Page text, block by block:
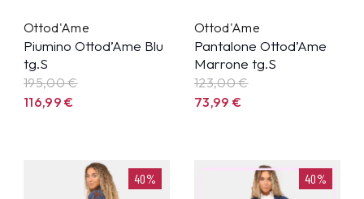
Ottod'Ame
Piumino Ottod’Ame Blu
tg.S
195,00 €
116,99€
Ottod'Ame
Pantalone Ottod’Ame
Marrone tg.S
123,00 €
73,99€
40% 40%